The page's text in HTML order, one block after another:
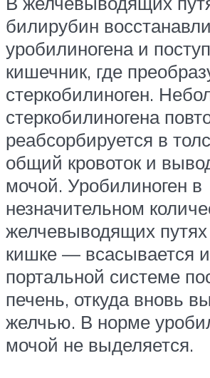
билирубин
уробилиногена и
кишечник, где
стеркобилиноген.
стеркобилиногена
реабсорбируется в
общий кровоток и
мочой. Уробилиноген в
незначительном
желчевыводящих путях
кишке — всасывается
портальной системе
печень, откуда вновь
желчью. В норме
мочой не выделяется.